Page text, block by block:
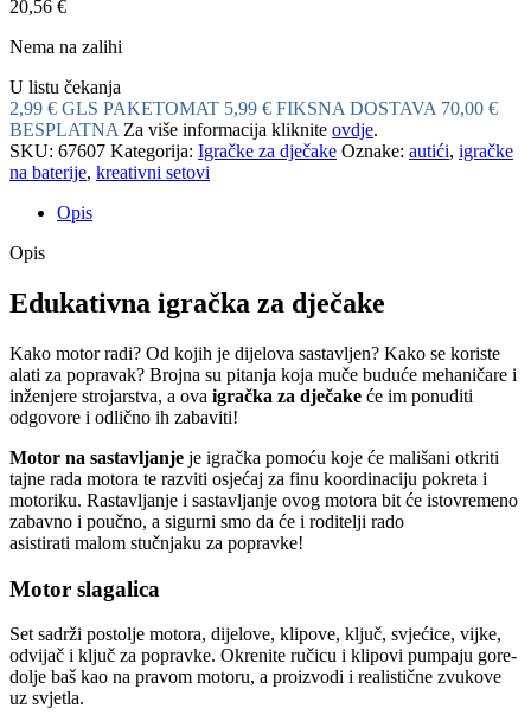
20,56 €
Nema na zalihi
U listu čekanja
2,99 € GLS PAKETOMAT 5,99 € FIKSNA DOSTAVA 70,00 €
BESPLATNA Za više informacija kliknite ovdje.
SKU: 67607 Kategorija: Igračke za dječake Oznake: autići, igračke
na baterije, kreativni setovi
Opis
Opis
Edukativna igračka za dječake
Kako motor radi? Od kojih je dijelova sastavljen? Kako se koriste
alati za popravak? Brojna su pitanja koja muče buduće mehaničare i
inženjere strojarstva, a ova igračka za dječake će im ponuditi
odgovore i odlično ih zabaviti!
Motor na sastavljanje je igračka pomoću koje će mališani otkriti
tajne rada motora te razviti osjećaj za finu koordinaciju pokreta i
motoriku. Rastavljanje i sastavljanje ovog motora bit će istovremeno
zabavno i poučno, a sigurni smo da će i roditelji rado
asistirati malom stučnjaku za popravke!
Motor slagalica
Set sadrži postolje motora, dijelove, klipove, ključ, svjećice, vijke,
odvijač i ključ za popravke. Okrenite ručicu i klipovi pumpaju gore-
dolje baš kao na pravom motoru, a proizvodi i realistične zvukove
uz svjetla.